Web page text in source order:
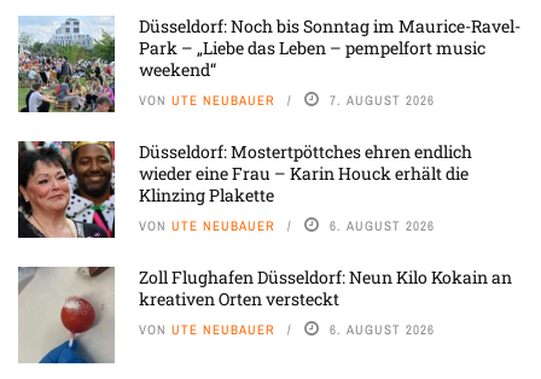
Düsseldorf: Noch bis Sonntag im Maurice-Ravel-
Park – „Liebe das Leben – pempelfort music
weekend“
VON UTE NEUBAUER 7. AUGUST 2026
Düsseldorf: Mostertpöttches ehren endlich
wieder eine Frau – Karin Houck erhält die
Klinzing Plakette
VON UTE NEUBAUER 6. AUGUST 2026
Zoll Flughafen Düsseldorf: Neun Kilo Kokain an
kreativen Orten versteckt
VON UTE NEUBAUER 6. AUGUST 2026